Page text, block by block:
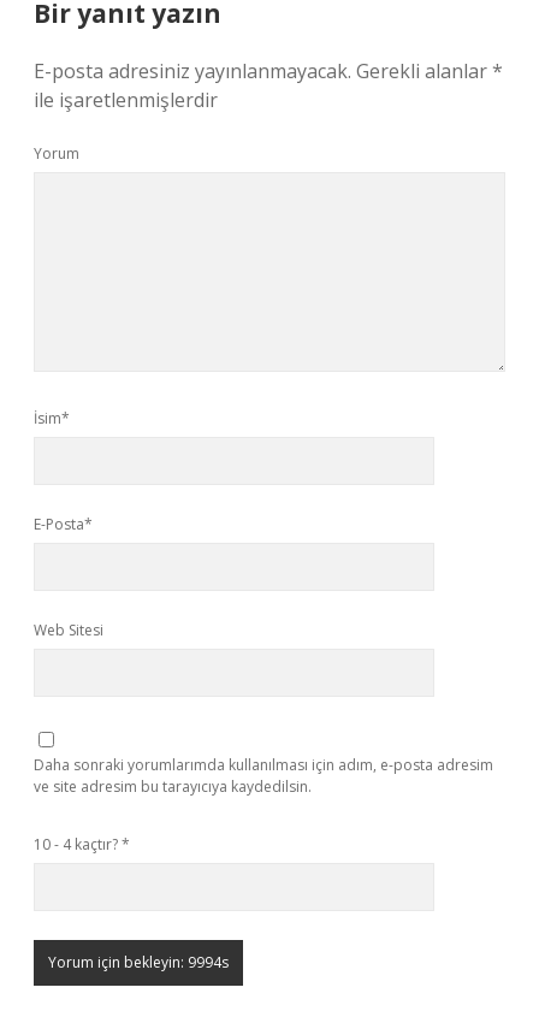
Bir yanıt yazın
E-posta adresiniz yayınlanmayacak. Gerekli alanlar*
ile işaretlenmişlerdir
Yorum
İsim*
E-Posta*
Web Sitesi
Daha sonraki yorumlarımda kullanılması için adım, e-posta adresim
ve site adresim bu tarayıcıya kaydedilsin.
10 - 4 kaçtır?*